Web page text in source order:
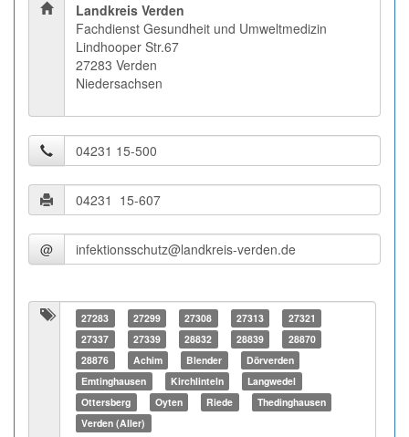
Landkreis Verden
Fachdienst Gesundheit und Umweltmedizin
Lindhooper Str.67
27283 Verden
Niedersachsen
@
27283 27299 27308 27313
27321
27337
27339 28832 28839
28870
28876
Achim Blender
Dörverden
Emtinghausen
Kirchlinteln
Langwedel
Ottersberg
Oyten Riede
Thedinghausen
Verden (Aller)